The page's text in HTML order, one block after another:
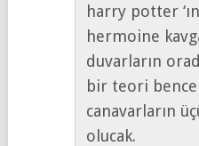
harry potter
hermoine
duvarların
bir teori
canavarların
olucak.